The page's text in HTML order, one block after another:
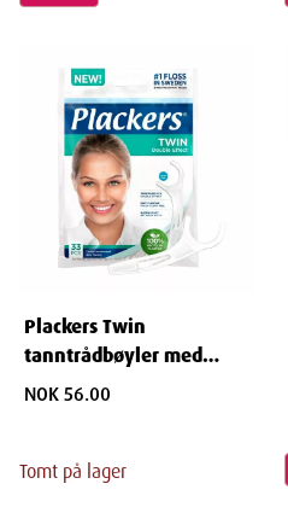
Plackers Twin
tanntrådbøyler med
tannstikke 33stk
NOK 56.00
Tomt på lager